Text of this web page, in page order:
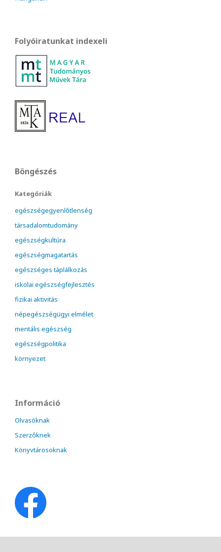
Folyóiratunkat indexeli
Böngészés
Kategóriák
egészségegyenlőtlenség
társadalomtudomány
egészségkultúra
egészségmagatartás
egészséges táplálkozás
iskolai egészségfejlesztés
fizikai aktivitás
népegészségügyi elmélet
mentális egészség
egészségpolitika
környezet
Információ
Olvasóknak
Szerzőknek
Könyvtárosoknak